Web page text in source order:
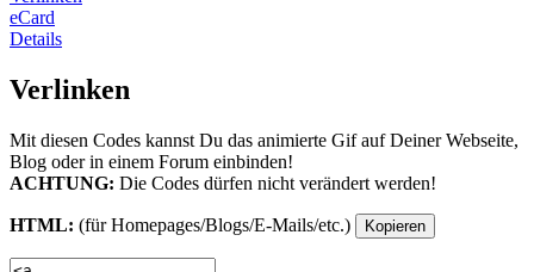
eCard
Details
Verlinken
Mit diesen Codes kannst Du das animierte Gif auf Deiner Webseite,
Blog oder in einem Forum einbinden!
ACHTUNG: Die Codes dürfen nicht verändert werden!
HTML: (für Homepages/Blogs/E-Mails/etc.) Kopieren